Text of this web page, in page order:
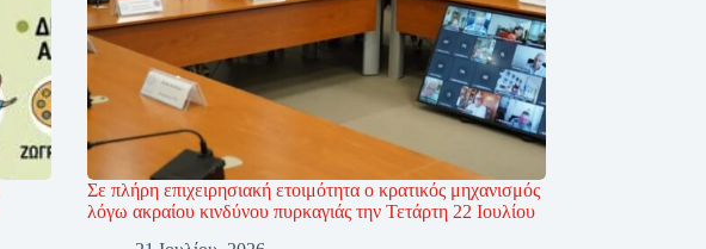
Σε πλήρη επιχειρησιακή ετοιμότητα ο κρατικός μηχανισμός
λόγω ακραίου κινδύνου πυρκαγιάς την Τετάρτη 22 Ιουλίου